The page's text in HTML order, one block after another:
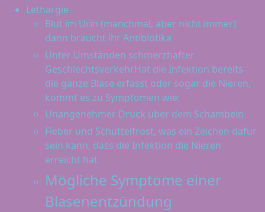
Lethargie
Blut im Urin (manchmal, aber nicht immer)
dann braucht ihr Antibiotika
Unter Umständen schmerzhafter
GeschlechtsverkehrHat die Infektion bereits
die ganze Blase erfasst oder sogar die Nieren,
kommt es zu Symptomen wie:
Unangenehmer Druck über dem Schambein
Fieber und Schüttelfrost, was ein Zeichen dafür
sein kann, dass die Infektion die Nieren
erreicht hat
Mögliche Symptome einer
Blasenentzündung